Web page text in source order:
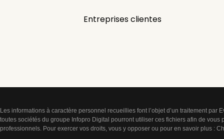
Entreprises clientes
Les informations à caractère personnel recueillies font l’objet d’un traitement
toutes sociétés du groupe Infopro Digital pourront utiliser ces fichiers afin de
professionnels. Pour exercer vos droits, vous y opposer ou pour en savoir plus :